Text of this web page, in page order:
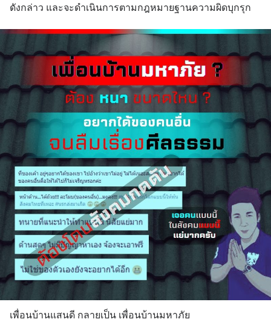
ดังกล่าว และจะดำเนินการตามกฎหมายฐานความผิดบุกรุก
เพื่อนบ้านแสนดี กลายเป็น เพื่อนบ้านมหาภัย